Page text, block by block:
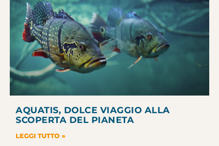
AQUATIS, DOLCE VIAGGIO ALLA
SCOPERTA DEL PIANETA
LEGGI TUTTO »